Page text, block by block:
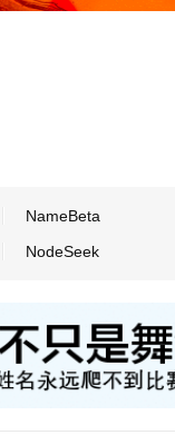
NameBeta
NodeSeek